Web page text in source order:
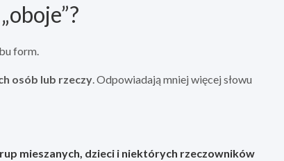
form.
osób lub rzeczy. Odpowiadają mniej więcej słowu
mieszanych, dzieci i niektórych rzeczowników